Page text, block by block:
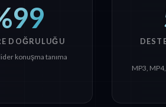
DOĞRULUĞU
konuşma tanıma
MP3,